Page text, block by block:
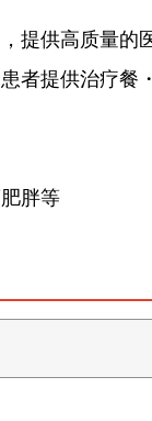
提供高质量的
者提供治疗餐
胖等